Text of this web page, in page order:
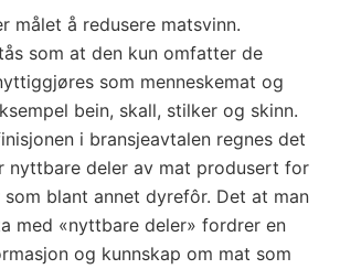
målet å redusere matsvinn.
som at den kun omfatter de
som menneskemat og
bein, skall, stilker og skinn.
i bransjeavtalen regnes det
nyttbare deler av mat produsert for
som blant annet dyrefôr. Det at man
med «nyttbare deler» fordrer en
og kunnskap om mat som